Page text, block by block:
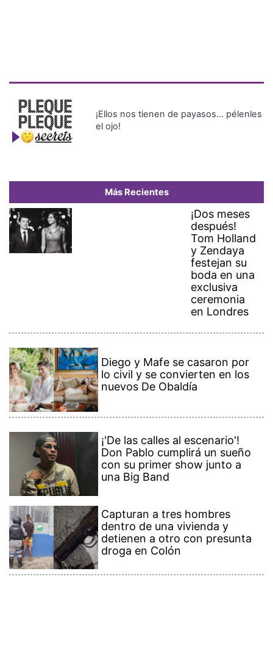
¡Ellos nos tienen de payasos… pélenles
el ojo!
Más Recientes
¡Dos meses
después!
Tom Holland
y Zendaya
festejan su
boda en una
exclusiva
ceremonia
en Londres
Diego y Mafe se casaron por
lo civil y se convierten en los
nuevos De Obaldía
¡'De las calles al escenario'!
Don Pablo cumplirá un sueño
con su primer show junto a
una Big Band
Capturan a tres hombres
dentro de una vivienda y
detienen a otro con presunta
droga en Colón